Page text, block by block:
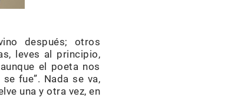
después; otros
leves al principio,
el poeta nos
fue”. Nada se va,
una y otra vez, en